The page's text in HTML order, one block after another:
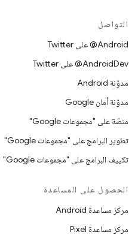
التواصل
‎@Android على Twitter
‎@AndroidDev على Twitter
مدوّنة Android
مدوّنة أمان Google
منصّة على "مجموعات Google"
تطوير البرامج على "مجموعات Google"
تكييف البرامج على "مجموعات Google"
الحصول على المساعدة
مركز مساعدة Android
مركز مساعدة Pixel